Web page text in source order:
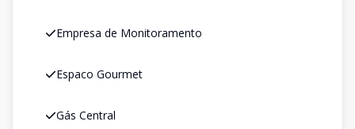
Empresa de Monitoramento
Espaco Gourmet
Gás Central